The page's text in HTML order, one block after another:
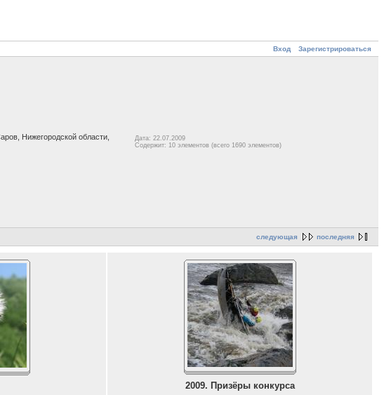
Вход Зарегистрироваться
Нижегородской области,
Дата: 22.07.2009
Содержит: 10 элементов (всего 1690 элементов)
следующая последняя
2009. Призёры конкурса